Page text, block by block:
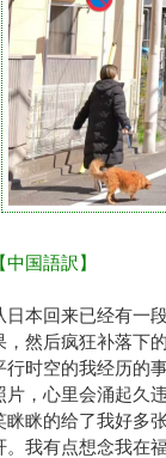
【中国語訳】
日本回来已经有一
，然后疯狂补落下
行时空的我经历的
片，心里会涌起久
眯眯的给了我好多
。我有点想念我在